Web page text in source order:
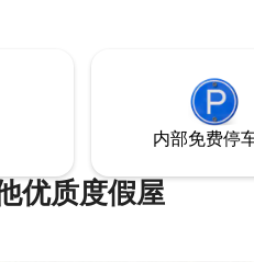
内部免费停
优质度假屋